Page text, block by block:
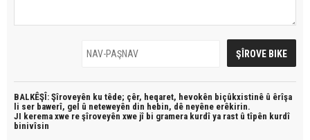
BALKÊŞÎ: Şîroveyên ku têde; çêr, heqaret, hevokên biçûkxistinê û êrîşa
li ser bawerî, gel û neteweyên din hebin, dê neyêne erêkirin.
JI kerema xwe re şîroveyên xwe jî bi gramera kurdî ya rast û tîpên kurdî
binivîsin